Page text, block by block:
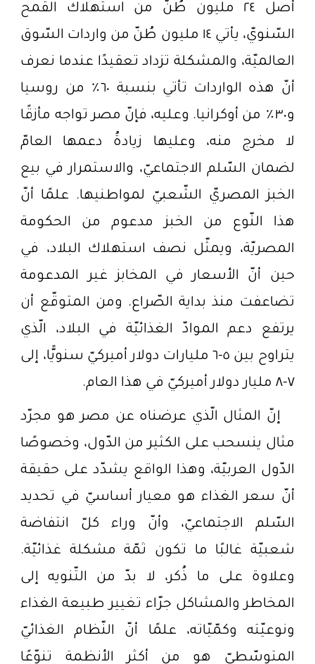
أصل ٢٤ مليون طُنّ من استهلاك القمح
السّنويّ، يأتي ١٤ مليون طُنّ من واردات السّوق
العالميّة، والمشكلة تزداد تعقيدًا عندما نعرف
أنّ هذه الواردات تأتي بنسبة ٦٠٪ من روسيا
و٣٠٪ من أوكرانيا. وعليه، فإنّ مصر تواجه مأزقًا
لا مخرج منه، وعليها زيادةُ دعمها العامّ
لضمان السّلم الاجتماعيّ، والاستمرار في بيع
الخبز المصريّ الشّعبيّ لمواطنيها. علمًا أنّ
هذا النّوع من الخبز مدعوم من الحكومة
المصريّة، ويمثّل نصف استهلاك البلاد، في
حين أنّ الأسعار في المخابز غير المدعومة
تضاعفت منذ بداية الصّراع. ومن المتوقّع أن
يرتفع دعم الموادّ الغذائيّة في البلاد، الّذي
يتراوح بين ٥-٦ مليارات دولار أميركيّ سنويًّا، إلى
٧-٨ مليار دولار أميركيّ في هذا العام.
إنّ المثال الّذي عرضناه عن مصر هو مجرّد
مثال ينسحب على الكثير من الدّول، وخصوصًا
الدّول العربيّة، وهذا الواقع يشدّد على حقيقة
أنّ سعر الغذاء هو معيار أساسيّ في تحديد
السّلم الاجتماعيّ، وأنّ وراء كلّ انتفاضة
شعبيّة غالبًا ما تكون ثمّة مشكلة غذائيّة.
وعلاوة على ما ذُكر، لا بدّ من التّنويه إلى
المخاطر والمشاكل جرّاء تغيير طبيعة الغذاء
ونوعيّته وكمّيّاته، علمًا أنّ النّظام الغذائيّ
المتوسّطيّ هو من أكثر الأنظمة تنوّعًا